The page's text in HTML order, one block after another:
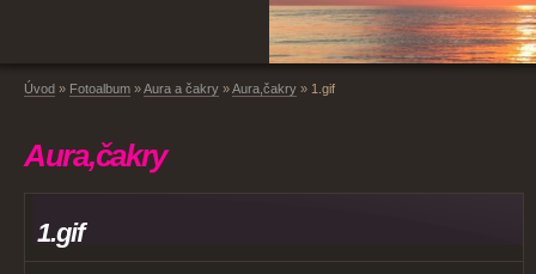
Úvod » Fotoalbum »Aura a čakry »Aura,čakry » 1.gif
Aura,čakry
1.gif